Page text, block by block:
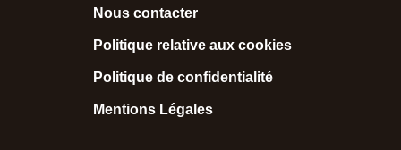
Nous contacter
Politique relative aux cookies
Politique de confidentialité
Mentions Légales